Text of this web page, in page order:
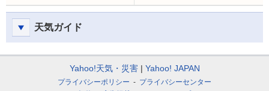
天気ガイド
Yahoo!天気・災害 Yahoo! JAPAN
プライバシーポリシー
プライバシーセンター